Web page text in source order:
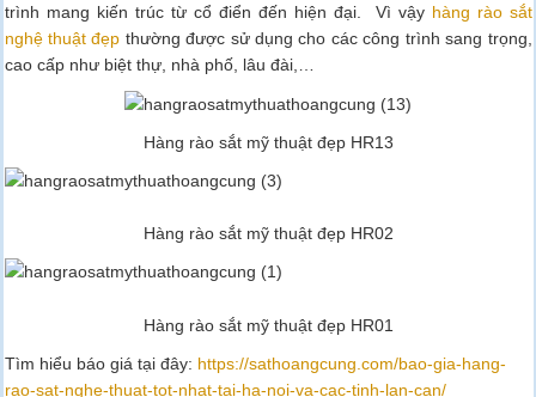
trình mang kiến trúc từ cổ điển đến hiện đại. Vì vậy hàng rào sắt
nghệ thuật đẹp thường được sử dụng cho các công trình sang trọng,
cao cấp như biệt thự, nhà phố, lâu đài,…
Hàng rào sắt mỹ thuật đẹp HR13
Hàng rào sắt mỹ thuật đẹp HR02
Hàng rào sắt mỹ thuật đẹp HR01
Tìm hiểu báo giá tại đây: https://sathoangcung.com/bao-gia-hang-
rao-sat-nghe-thuat-tot-nhat-tai-ha-noi-va-cac-tinh-lan-can/